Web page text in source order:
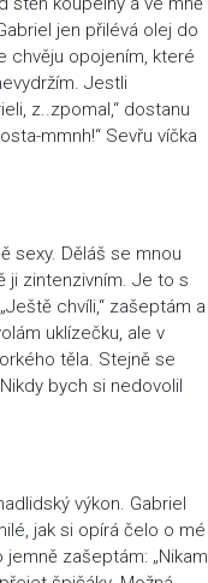
jen přilévá olej do
chvěju opojením, které
Jestli
z..zpomal,“ dostanu
mmnh!“ Sevřu víčka
sexy. Děláš se mnou
ji zintenzivním. Je to s
chvíli,“ zašeptám a
uklízečku, ale v
těla. Stejně se
bych si nedovolil
výkon. Gabriel
jak si opírá čelo o mé
zašeptám: „Nikam